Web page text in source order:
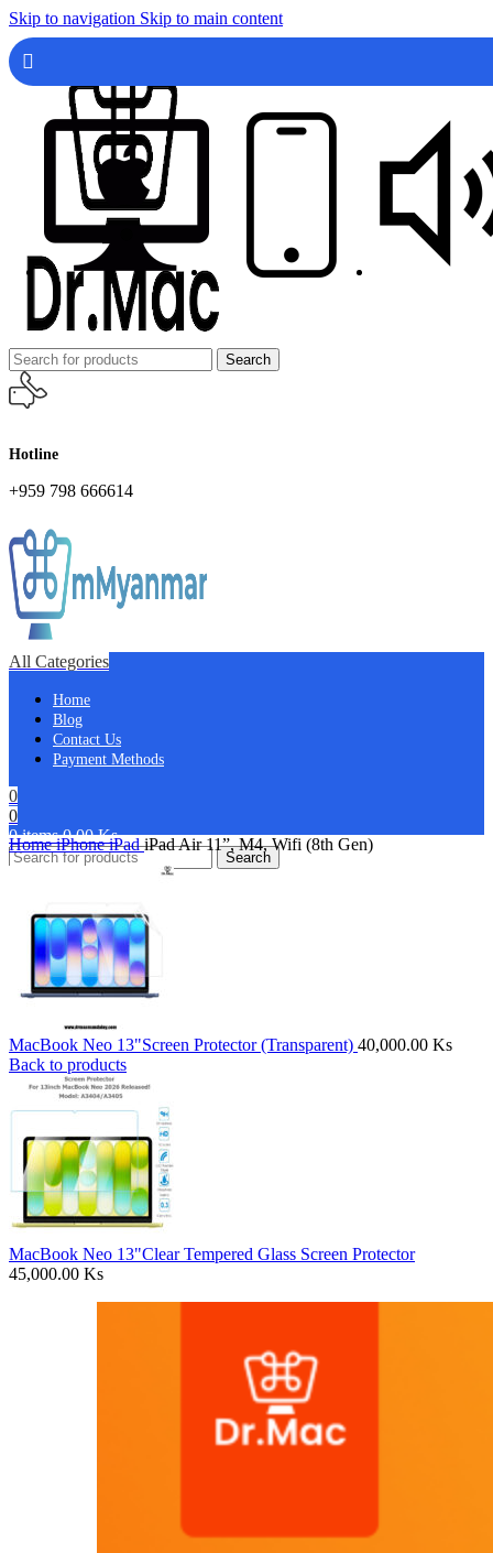
Skip to navigation Skip to main content
Search
Hotline
+959 798 666614
All Categories
Home
Blog
Contact Us
Payment Methods
0
0
0items 0.00Ks
Search
HomeiPhoneiPadiPad Air 11”, M4, Wifi (8th Gen)
MacBook Neo 13"Screen Protector (Transparent) 40,000.00 Ks
Back to products
MacBook Neo 13"Clear Tempered Glass Screen Protector
45,000.00 Ks